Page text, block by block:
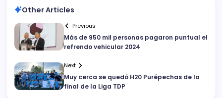
Other Articles
Previous
Más de 950 mil personas pagaron puntual el
refrendo vehicular 2024
Next
Muy cerca se quedó H20 Purépechas de la
final de la Liga TDP